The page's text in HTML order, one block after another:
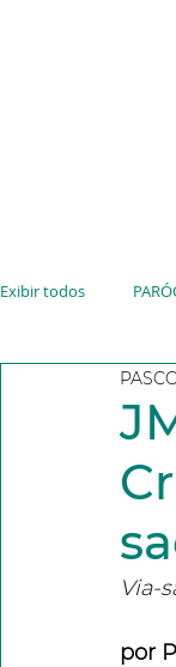
Exibir todos
Via-
por